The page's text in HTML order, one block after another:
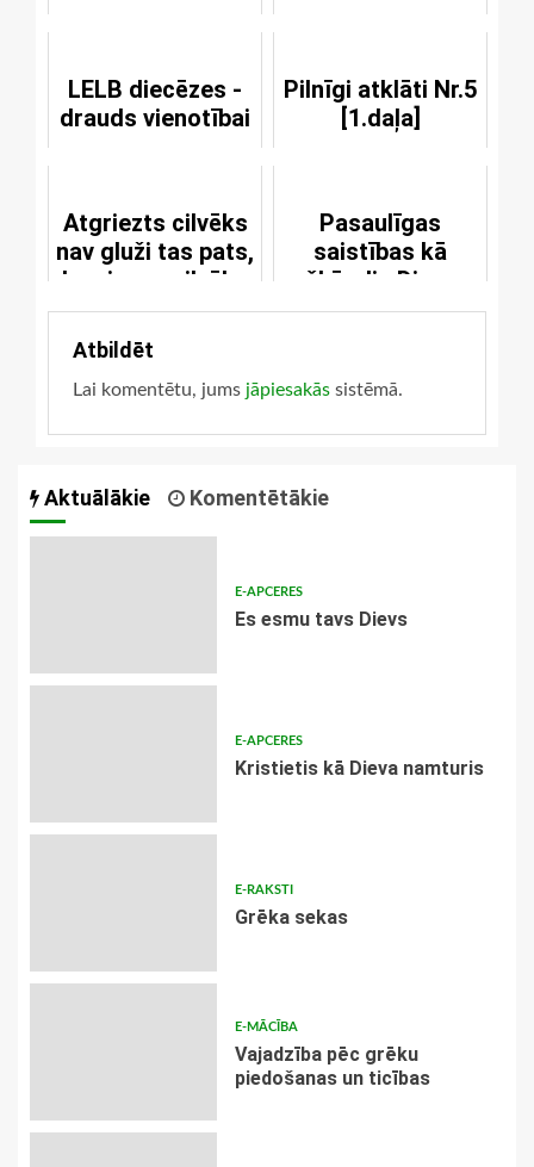
LELB diecēzes -
drauds vienotībai
Pilnīgi atklāti Nr.5
[1.daļa]
Atgriezts cilvēks
nav gluži tas pats,
kas jauns cilvēks
Pasaulīgas
saistības kā
šķērslis Dieva
vārdam
Atbildēt
Lai komentētu, jums jāpiesakās sistēmā.
Aktuālākie Komentētākie
E-APCERES
Es esmu tavs Dievs
E-APCERES
Kristietis kā Dieva namturis
E-RAKSTI
Grēka sekas
E-MĀCĪBA
Vajadzība pēc grēku
piedošanas un ticības